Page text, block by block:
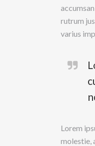
rutrum
varius
Lorem
molestie,